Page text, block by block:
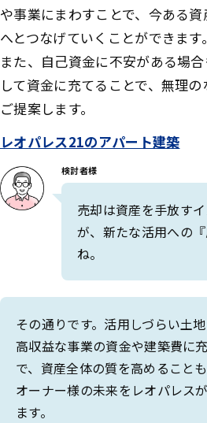
や事業にまわすことで、今ある
へとつなげていくことができます。
また、自己資金に不安がある場
して資金に充てることで、無理
ご提案します。
レオパレス21のアパート建築
検討者様
売却は資産を手放す
が、新たな活用への
ね。
その通りです。活用しづらい土地
高収益な事業の資金や建築費に
で、資産全体の質を高めることも
オーナー様の未来をレオパレス
ます。